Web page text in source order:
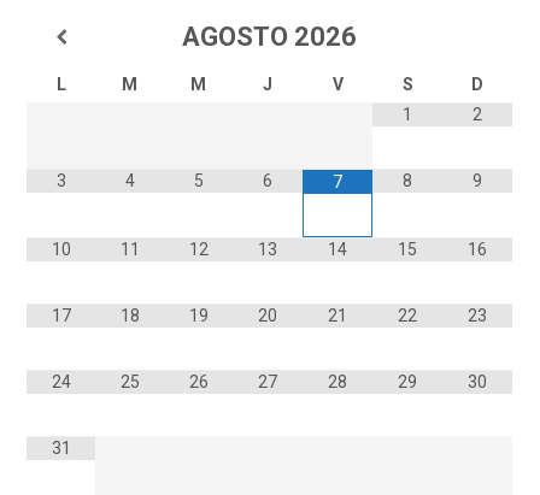
AGOSTO 2026
L M M J V S
D
1
2
3 4 5 6 7 8 9
10 11 12 13 14 15 16
17 18 19 20 21 22 23
24 25 26 27 28 29 30
31